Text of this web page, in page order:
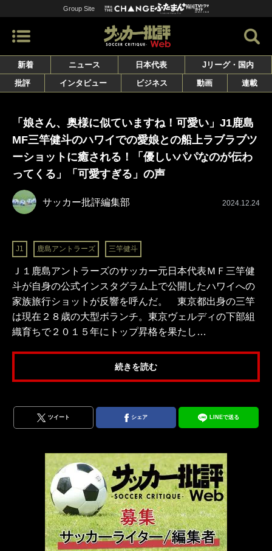
Group Site
新着 ニュース 日本代表
Jリーグ・国内
批評
インタビュー ビジネス 動画 連載
「娘さん、奥様に似ていますね！可愛い」J1鹿島
MF三竿健斗のハワイでの愛娘との船上ラブラブツ
ーショットに癒される！「優しいパパなのが伝わ
ってくる」「可愛すぎる」の声
サッカー批評編集部 2024.12.24
J1 鹿島アントラーズ 三竿健斗
Ｊ１鹿島アントラーズのサッカー元日本代表ＭＦ三竿健
斗が自身の公式インスタグラム上で公開したハワイへの
家族旅行ショットが反響を呼んだ。 東京都出身の三竿
は現在２８歳の大型ボランチ。東京ヴェルディの下部組
織育ちで２０１５年にトップ昇格を果たし…
続きを読む
ツイート シェア LINEで送る